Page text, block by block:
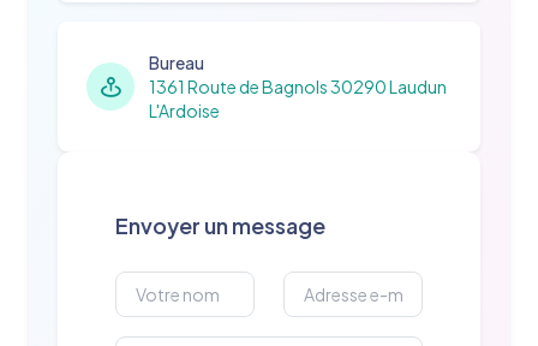
Bureau
1361 Route de Bagnols 30290 Laudun
L'Ardoise
Envoyer un message